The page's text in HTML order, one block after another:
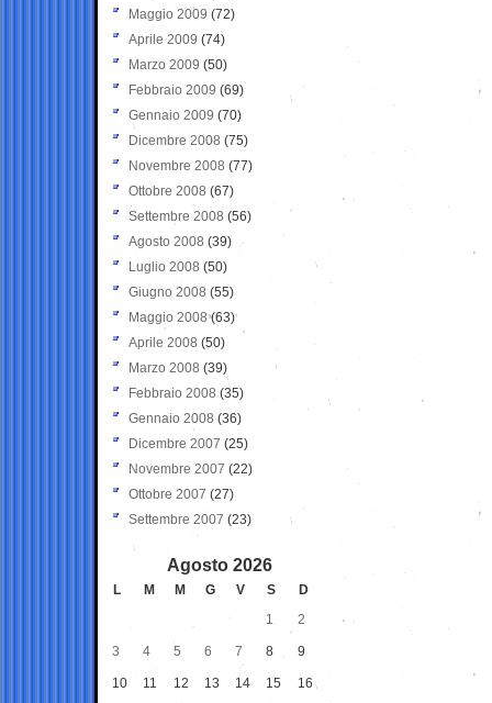
Maggio 2009 (72)
Aprile 2009 (74)
Marzo 2009 (50)
Febbraio 2009 (69)
Gennaio 2009 (70)
Dicembre 2008 (75)
Novembre 2008 (77)
Ottobre 2008 (67)
Settembre 2008 (56)
Agosto 2008 (39)
Luglio 2008 (50)
Giugno 2008 (55)
Maggio 2008(63)
Aprile 2008 (50)
Marzo 2008 (39)
Febbraio 2008 (35)
Gennaio 2008 (36)
Dicembre 2007 (25)
Novembre 2007 (22)
Ottobre 2007 (27)
Settembre 2007 (23)
Agosto 2026
L M M G V S
D
1
2
3 4 5 6 7 8 9
10 11 12 13 14 15 16